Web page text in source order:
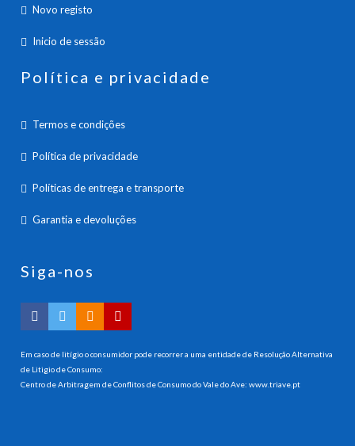
Novo registo
Inicio de sessão
Política e privacidade
Termos e condições
Política de privacidade
Políticas de entrega e transporte
Garantia e devoluções
Siga-nos
Em caso de litígio o consumidor pode recorrer a uma entidade de Resolução Alternativa
de Litigio de Consumo:
Centro de Arbitragem de Conflitos de Consumo do Vale do Ave:www.triave.pt